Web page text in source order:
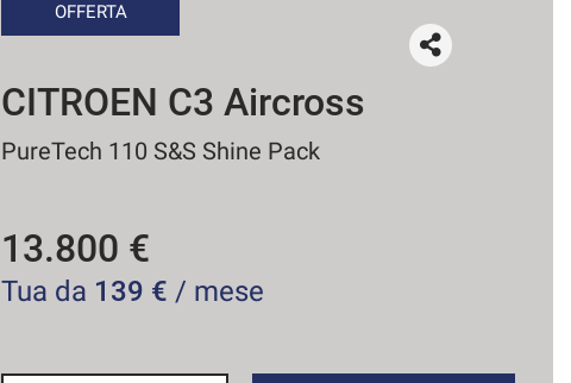
OFFERTA
CITROEN C4
PureTech 130 S&S EAT8 Plus
16.500 €
Tua da 182 € / mese